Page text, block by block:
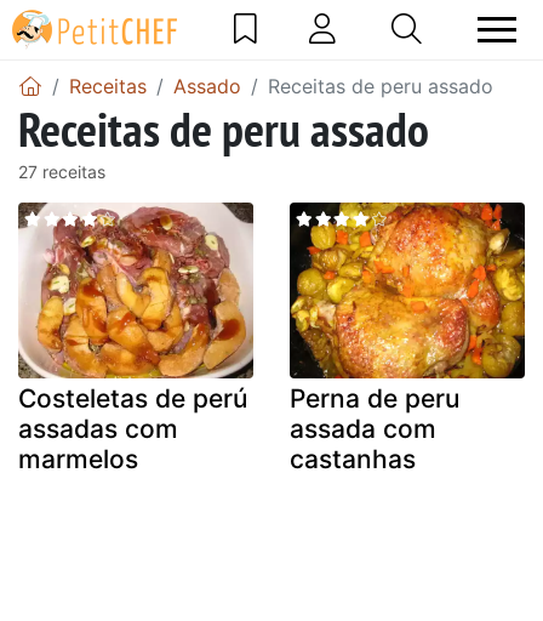
Receitas Assado Receitas de peru assado
Receitas de peru assado
27 receitas
Costeletas de perú
assadas com
marmelos
Perna de peru
assada com
castanhas